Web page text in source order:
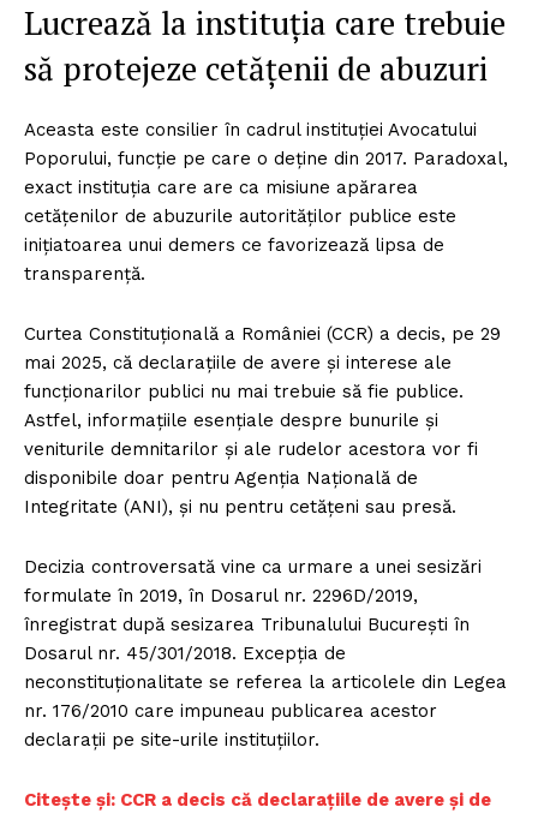
Lucrează la instituția care trebuie
să protejeze cetățenii de abuzuri
Aceasta este consilier în cadrul instituției Avocatului
Poporului, funcție pe care o deține din 2017. Paradoxal,
exact instituția care are ca misiune apărarea
cetățenilor de abuzurile autorităților publice este
inițiatoarea unui demers ce favorizează lipsa de
transparență.
Curtea Constituțională a României (CCR) a decis, pe 29
mai 2025, că declarațiile de avere și interese ale
funcționarilor publici nu mai trebuie să fie publice.
Astfel, informațiile esențiale despre bunurile și
veniturile demnitarilor și ale rudelor acestora vor fi
disponibile doar pentru Agenția Națională de
Integritate (ANI), și nu pentru cetățeni sau presă.
Decizia controversată vine ca urmare a unei sesizări
formulate în 2019, în Dosarul nr. 2296D/2019,
înregistrat după sesizarea Tribunalului București în
Dosarul nr. 45/301/2018. Excepția de
neconstituționalitate se referea la articolele din Legea
nr. 176/2010 care impuneau publicarea acestor
declarații pe site-urile instituțiilor.
Citește și: CCR a decis că declarațiile de avere și de